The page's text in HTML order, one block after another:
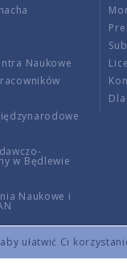
ułatwić Ci
Naukowe
w Będlewie
Naukowe i